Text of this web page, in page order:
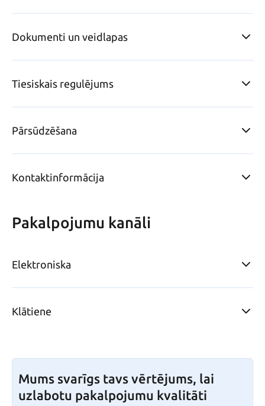
Dokumenti un veidlapas
Tiesiskais regulējums
Pārsūdzēšana
Kontaktinformācija
Pakalpojumu kanāli
Elektroniska
Klātiene
Mums svarīgs tavs vērtējums, lai
uzlabotu pakalpojumu kvalitāti